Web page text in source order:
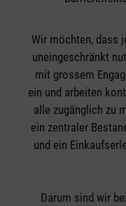
Wir möchten, dass
uneingeschränkt
mit grossem
ein und arbeiten
alle zugänglich zu
ein zentraler
und ein
Darum sind wir